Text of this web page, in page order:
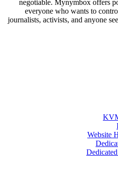
negotiable. Mynymbox offers
everyone who wants to
journalists, activists, and anyone
Website